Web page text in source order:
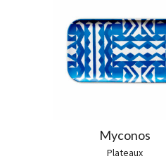
Myconos
Plateaux